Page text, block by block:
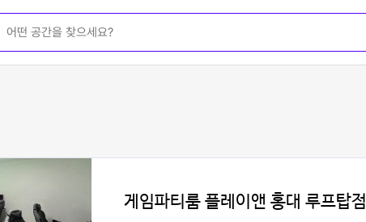
게임파티룸 플레이앤 홍대 루프탑점